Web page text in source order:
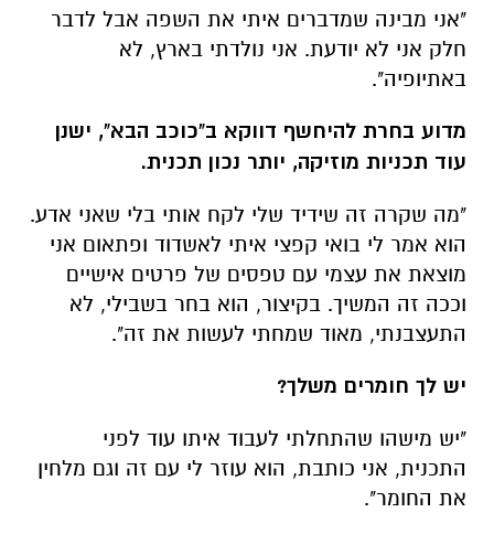
"אני מבינה שמדברים איתי את השפה אבל לדבר
חלק אני לא יודעת. אני נולדתי בארץ, לא
באתיופיה".
מדוע בחרת להיחשף דווקא ב"כוכב הבא", ישנן
עוד תכניות מוזיקה, יותר נכון תכנית.
"מה שקרה זה שידיד שלי לקח אותי בלי שאני אדע.
הוא אמר לי בואי קפצי איתי לאשדוד ופתאום אני
מוצאת את עצמי עם טפסים של פרטים אישיים
וככה זה המשיך. בקיצור, הוא בחר בשבילי, לא
התעצבנתי, מאוד שמחתי לעשות את זה".
יש לך חומרים משלך?
"יש מישהו שהתחלתי לעבוד איתו עוד לפני
התכנית, אני כותבת, הוא עוזר לי עם זה וגם מלחין
את החומר".